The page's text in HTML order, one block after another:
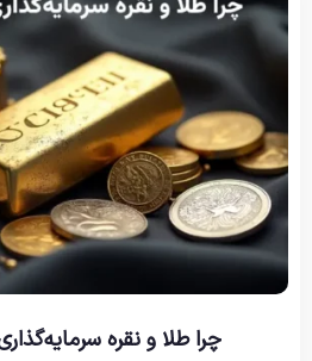
چرا طلا و نقره